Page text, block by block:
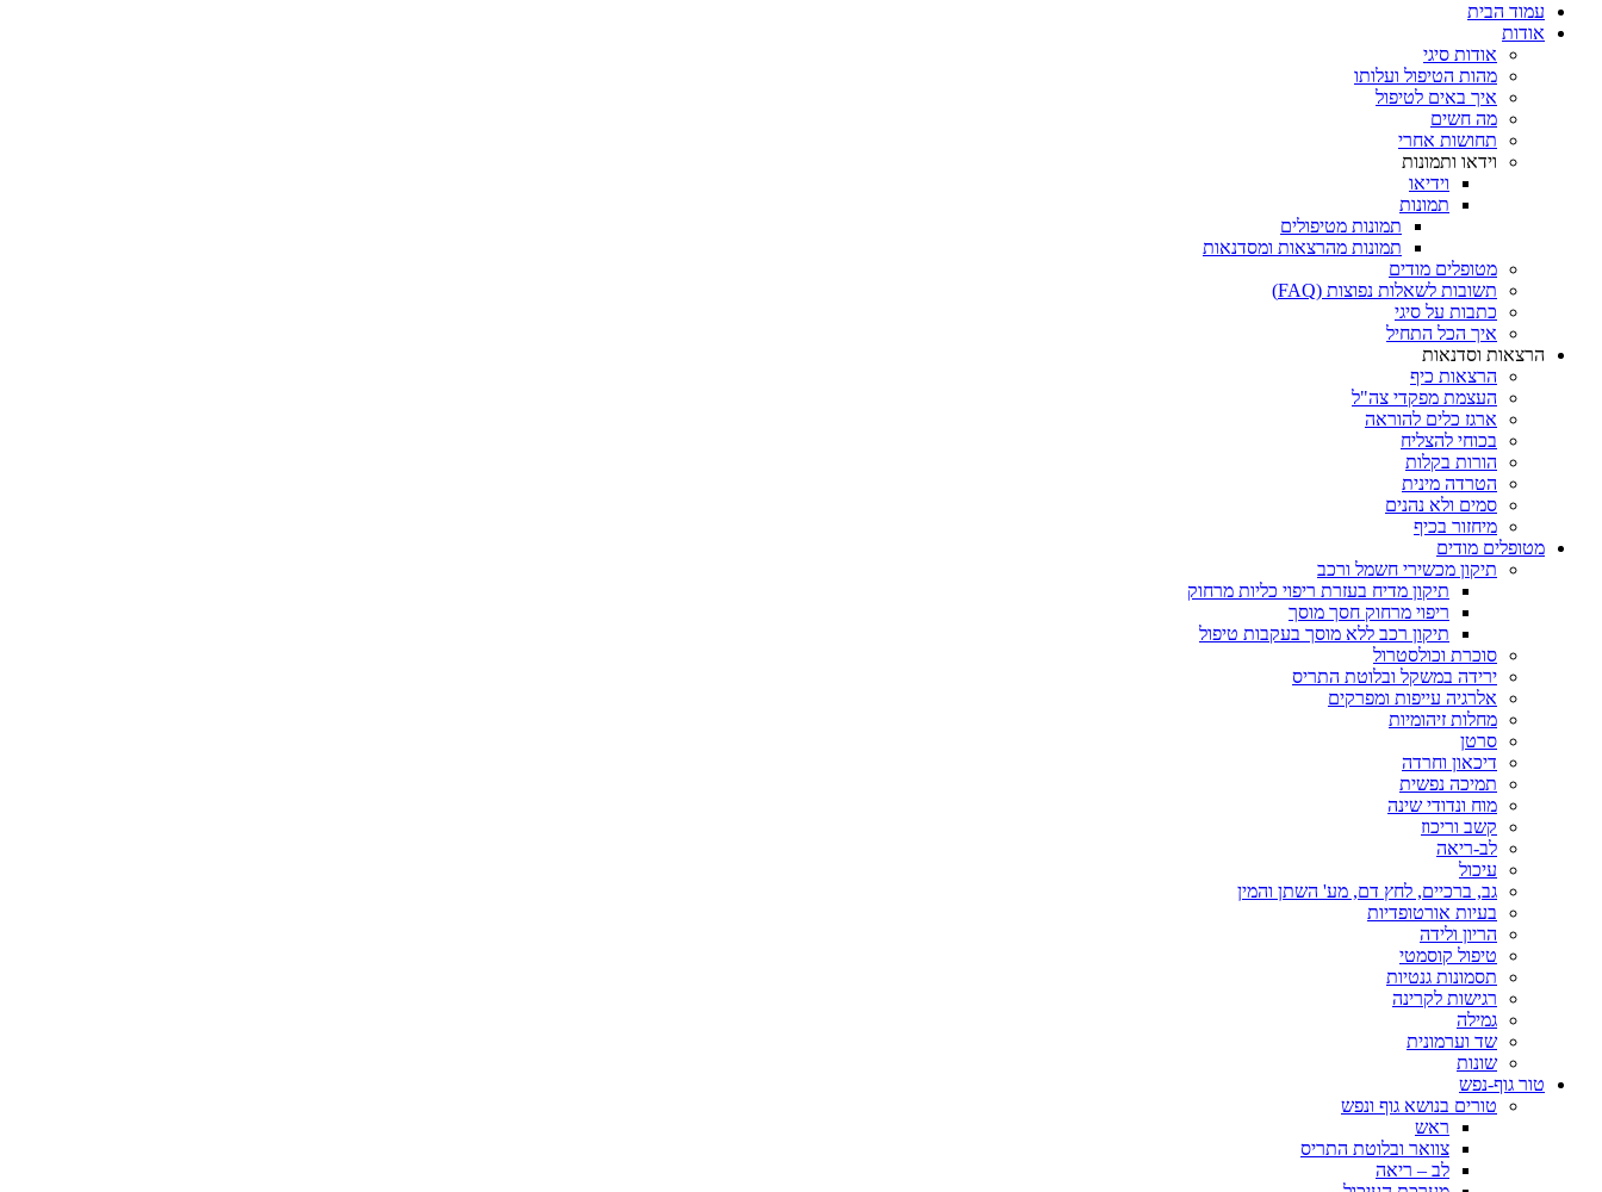
עמוד הבית
אודות
אודות סיגי
מהות הטיפול ועלותו
איך באים לטיפול
מה חשים
תחושות אחרי
וידאו ותמונות
וידיאו
תמונות
תמונות מטיפולים
תמונות מהרצאות ומסדנאות
מטופלים מודים
תשובות לשאלות נפוצות (FAQ)
כתבות על סיגי
איך הכל התחיל
הרצאות וסדנאות
הרצאות כיף
העצמת מפקדי צה"ל
ארגז כלים להוראה
בכוחי להצליח
הורות בקלות
הטרדה מינית
סמים ולא נהנים
מיחזור בכיף
מטופלים מודים
תיקון מכשירי חשמל ורכב
תיקון מדיח בעזרת ריפוי כליות מרחוק
ריפוי מרחוק חסך מוסך
תיקון רכב ללא מוסך בעקבות טיפול
סוכרת וכולסטרול
ירידה במשקל ובלוטת התריס
אלרגיה עייפות ומפרקים
מחלות זיהומיות
סרטן
דיכאון וחרדה
תמיכה נפשית
מוח ונדודי שינה
קשב וריכוז
לב-ריאה
עיכול
גב, ברכיים, לחץ דם, מע' השתן והמין
בעיות אורטופדיות
הריון ולידה
טיפול קוסמטי
תסמונות גנטיות
רגישות לקרינה
גמילה
שד וערמונית
שונות
טור גוף-נפש
טורים בנושא גוף ונפש
ראש
צוואר ובלוטת התריס
לב – ריאה